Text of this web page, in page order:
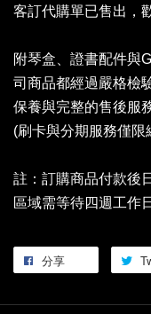
客訂代購單已售出，
附琴盒、證書配件與
司商品都經過嚴格檢
保養與完整的售後服
(刷卡與分期服務僅限
註：訂購商品付款後
區域需等待四週工作
分享